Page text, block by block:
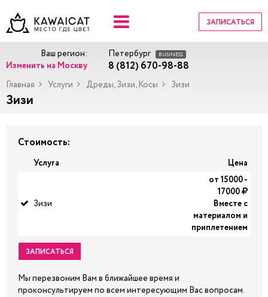
ЗАПИСАТЬСЯ
Ваш регион:
Изменить на Москву
Петербург BUSINESS
8 (812) 670-98-88
Главная Услуги Дреды, Зизи, Косы Зизи
Зизи
Стоимость:
Услуга Цена
Зизи
от 15000 -
17000
Вместе с
материалом и
приплетением
ЗАПИСАТЬСЯ
Мы перезвоним Вам в ближайшее время и
проконсультируем по всем интересующим Вас вопросам.